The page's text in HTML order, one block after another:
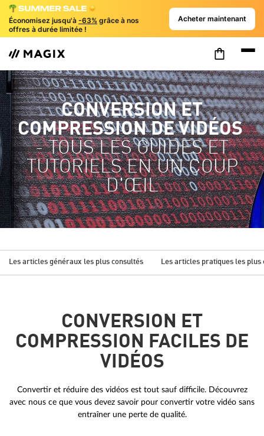
Économisez jusqu'à -63% grâce à nos
offres à durée limitée !
Acheter maintenant
CONVERSION ET
COMPRESSION DE VIDÉOS
- TOUS LES GUIDES ET
TUTORIELS EN UN COUP
D'ŒIL
Les articles généraux les plus consultés Les articles pratiques les plus
CONVERSION ET
COMPRESSION FACILES DE
VIDÉOS
Convertir et réduire des vidéos est tout sauf difficile. Découvrez
avec nous ce que vous devez savoir pour convertir votre vidéo sans
entraîner une perte de qualité.